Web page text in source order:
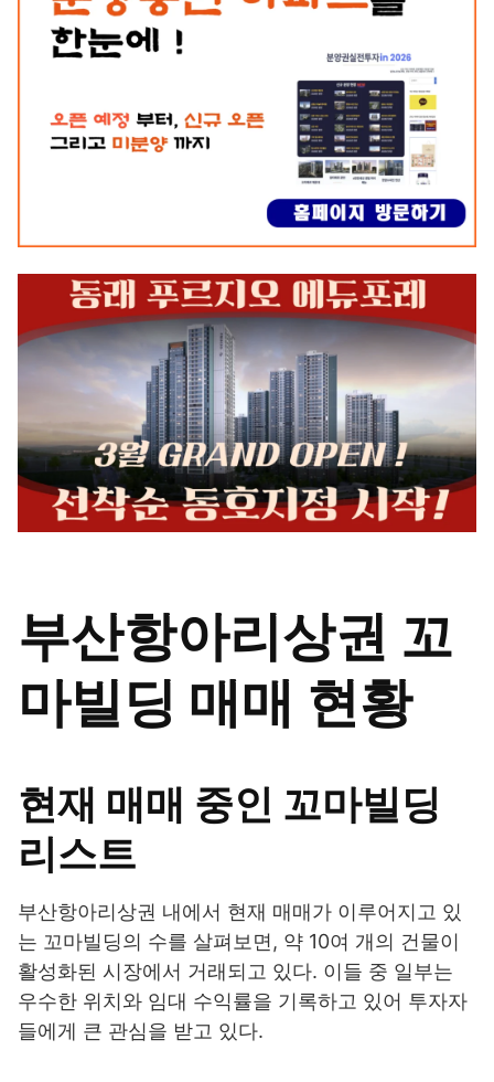
부산항아리상권 꼬
마빌딩 매매 현황
현재 매매 중인 꼬마빌딩
리스트
부산항아리상권 내에서 현재 매매가 이루어지고 있
는 꼬마빌딩의 수를 살펴보면, 약 10여 개의 건물이
활성화된 시장에서 거래되고 있다. 이들 중 일부는
우수한 위치와 임대 수익률을 기록하고 있어 투자자
들에게 큰 관심을 받고 있다.